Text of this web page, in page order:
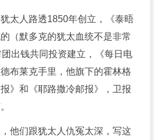
太人路透1850年创立，《泰晤
（默多克的犹太血统不是非常
出钱共同投资建立，《每日电
布莱克手里，他旗下的霍林格
》和《耶路撒冷邮报》，卫报
他们跟犹太人仇冤太深，写这